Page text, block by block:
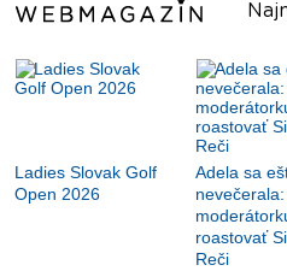
Ladies Slovak Golf
Open 2026
Adela sa
nevečerala:
roastovať
Reči